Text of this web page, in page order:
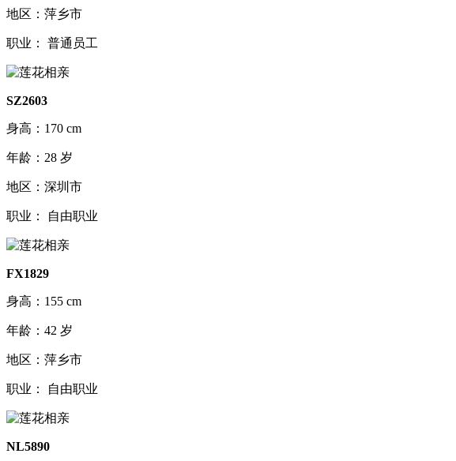
地区：萍乡市
职业： 普通员工
SZ2603
身高：170 cm
年龄：28 岁
地区：深圳市
职业： 自由职业
FX1829
身高：155 cm
年龄：42 岁
地区：萍乡市
职业： 自由职业
NL5890